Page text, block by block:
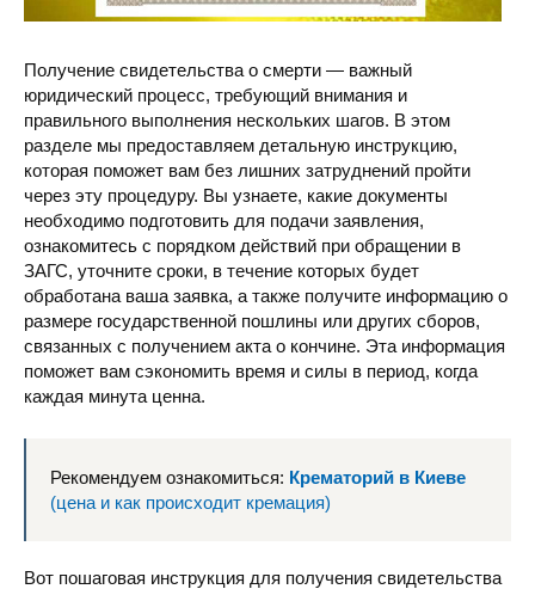
Получение свидетельства о смерти — важный
юридический процесс, требующий внимания и
правильного выполнения нескольких шагов. В этом
разделе мы предоставляем детальную инструкцию,
которая поможет вам без лишних затруднений пройти
через эту процедуру. Вы узнаете, какие документы
необходимо подготовить для подачи заявления,
ознакомитесь с порядком действий при обращении в
ЗАГС, уточните сроки, в течение которых будет
обработана ваша заявка, а также получите информацию о
размере государственной пошлины или других сборов,
связанных с получением акта о кончине. Эта информация
поможет вам сэкономить время и силы в период, когда
каждая минута ценна.
Рекомендуем ознакомиться: Крематорий в Киеве
(цена и как происходит кремация)
Вот пошаговая инструкция для получения свидетельства